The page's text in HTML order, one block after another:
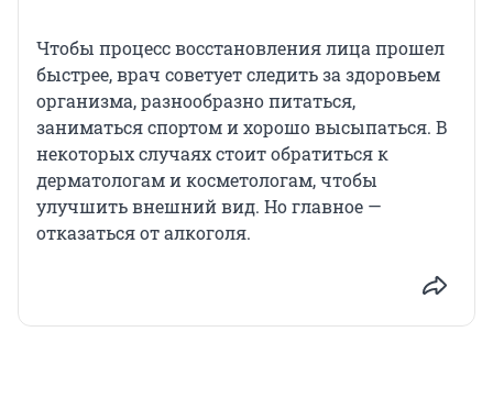
Чтобы процесс восстановления лица прошел
быстрее, врач советует следить за здоровьем
организма, разнообразно питаться,
заниматься спортом и хорошо высыпаться. В
некоторых случаях стоит обратиться к
дерматологам и косметологам, чтобы
улучшить внешний вид. Но главное —
отказаться от алкоголя.